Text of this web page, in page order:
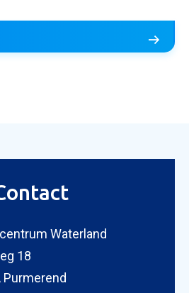
Waterland
18
Purmerend